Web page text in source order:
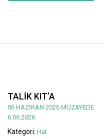
TALİK KIT’A
06 HAZİRAN 2026 MÜZAYEDE
6.06.2026
Kategori: Hat